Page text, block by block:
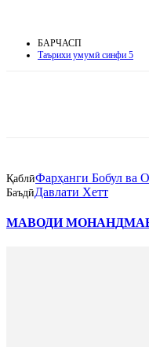
БАРЧАСП
Таърихи умумӣ синфи 5
ҚаблӣФарҳанги Бобул ва
БаъдӣДавлати Хетт
МАВОДИ МОНАНД